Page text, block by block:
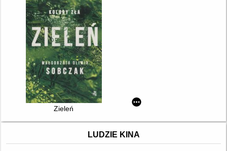
Zieleń
LUDZIE KINA